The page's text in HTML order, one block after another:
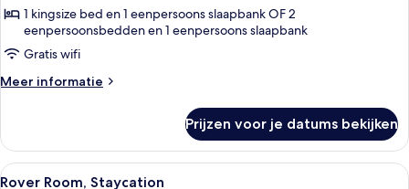
1 kingsize bed en 1 eenpersoons slaapbank OF 2
eenpersoonsbedden en 1 eenpersoons slaapbank
Gratis wifi
Meer informatie
Meer
Room
Prijzen voor je datums bekijken
Alle
Hotelkamer met een groot bed, een
5
Rover Room, Staycation